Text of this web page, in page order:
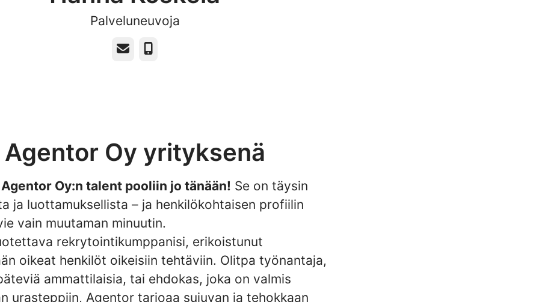
Palveluneuvoja
Sähköposti
Puhelin
Agentor Oy yrityksenä
Agentor Oy:n talent pooliin jo tänään! Se on täysin
ja luottamuksellista – ja henkilökohtaisen profiilin
vain muutaman minuutin.
rekrytointikumppanisi, erikoistunut
oikeat henkilöt oikeisiin tehtäviin. Olitpa työnantaja,
ammattilaisia, tai ehdokas, joka on valmis
urasteppiin, Agentor tarjoaa sujuvan ja tehokkaan